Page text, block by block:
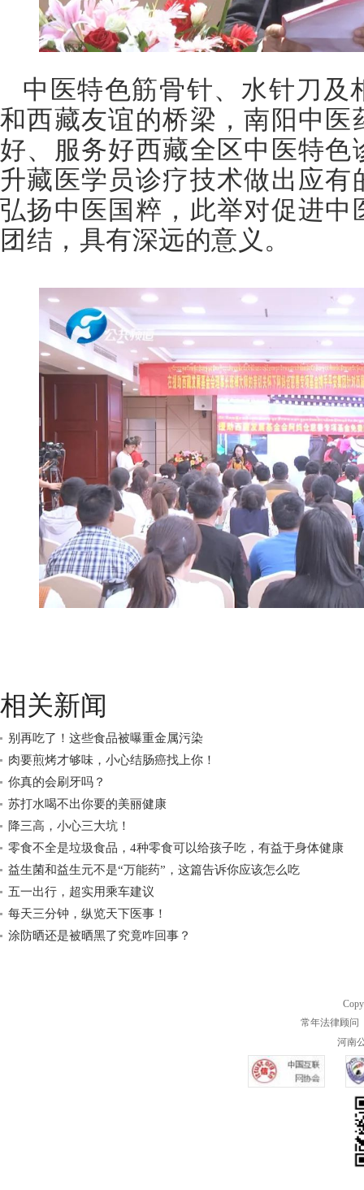
中医特色筋骨针、水针刀及
和西藏友谊的桥梁，南阳中
好、服务好西藏全区中医特
升藏医学员诊疗技术做出应
弘扬中医国粹，此举对促进
团结，具有深远的意义。
相关新闻
别再吃了！这些食品被曝重金属污染
肉要煎烤才够味，小心结肠癌找上你！
你真的会刷牙吗？
苏打水喝不出你要的美丽健康
降三高，小心三大坑！
零食不全是垃圾食品，4种零食可以给孩子吃，有益于身体健康
益生菌和益生元不是“万能药”，这篇告诉你应该怎么吃
五一出行，超实用乘车建议
每天三分钟，纵览天下医事！
涂防晒还是被晒黑了究竟咋回事？
常年法律顾问
河南